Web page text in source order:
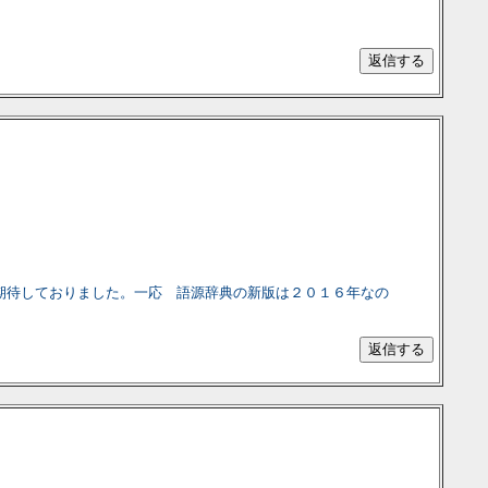
待しておりました。一応 語源辞典の新版は２０１６年なの